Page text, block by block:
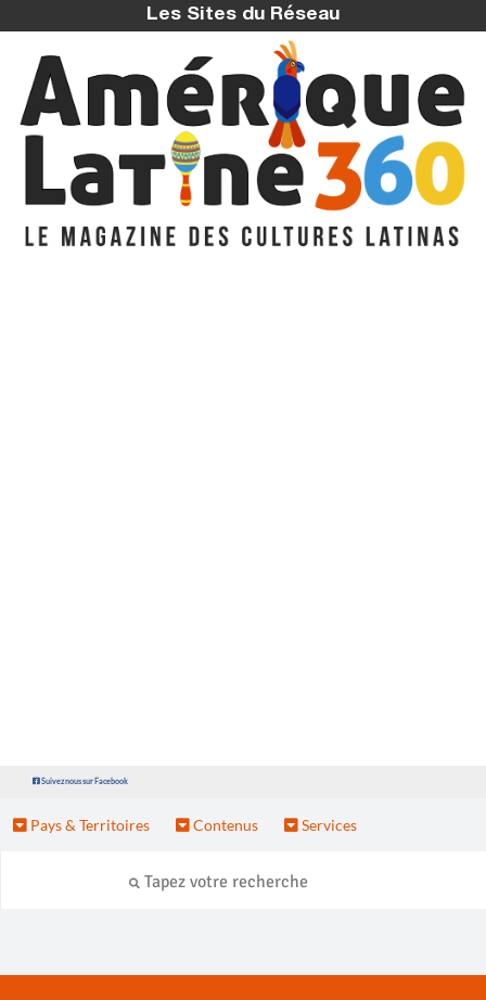
Les Sites du Réseau
Suivez nous sur Facebook
Pays & Territoires Contenus Services